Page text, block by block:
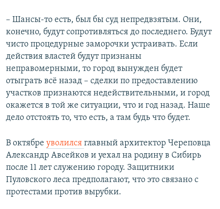
– Шансы-то есть, был бы суд непредвзятым. Они,
конечно, будут сопротивляться до последнего. Будут
чисто процедурные заморочки устраивать. Если
действия властей будут признаны
неправомерными, то город вынужден будет
отыграть всё назад – сделки по предоставлению
участков признаются недействительными, и город
окажется в той же ситуации, что и год назад. Наше
дело отстоять то, что есть, а там будь что будет.
В октябре уволился главный архитектор Череповца
Александр Авсейков и уехал на родину в Сибирь
после 11 лет служению городу. Защитники
Пуловского леса предполагают, что это связано с
протестами против вырубки.